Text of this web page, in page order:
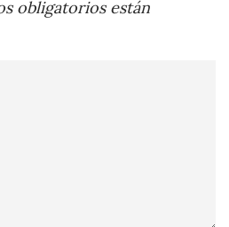
obligatorios están